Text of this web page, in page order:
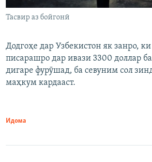
Тасвир аз бойгонӣ
Додгоҳе дар Узбекистон як занро, ки
писарашро дар ивази 3300 доллар
дигаре фурӯшад, ба севуним сол
маҳкум кардааст.
Идома